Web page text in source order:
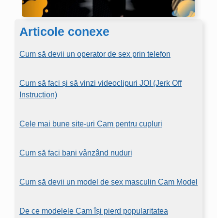
Articole conexe
Cum să devii un operator de sex prin telefon
Cum să faci și să vinzi videoclipuri JOI (Jerk Off
Instruction)
Cele mai bune site-uri Cam pentru cupluri
Cum să faci bani vânzând nuduri
Cum să devii un model de sex masculin Cam Model
De ce modelele Cam își pierd popularitatea